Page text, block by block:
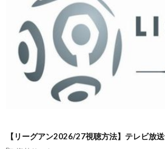
【リーグアン2026/27視聴方法】テレビ放